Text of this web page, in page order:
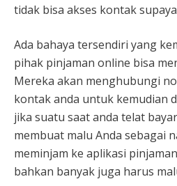
tidak bisa akses kontak
Ada bahaya tersendiri yang
pihak pinjaman online bisa
Mereka akan menghubungi
kontak anda untuk kemudian
jika suatu saat anda telat
membuat malu Anda sebagai
meminjam ke aplikasi
bahkan banyak juga harus